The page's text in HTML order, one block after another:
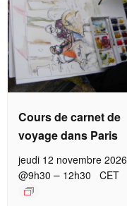
Cours de carnet de
voyage dans Paris
jeudi 12 novembre 2026
@9h30 – 12h30 CET